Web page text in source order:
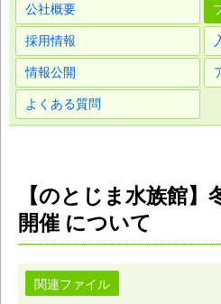
公社概要
採用情報
情報公開
よくある質問
【のとじま水族館
開催 について
関連ファイル